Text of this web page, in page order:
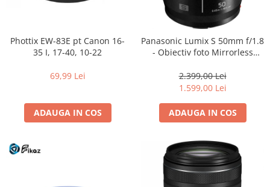
Nivela patina
Vizor
Accesorii diverse
Genti, Rucsacuri, Troller foto
Genti foto
Phottix EW-83E pt Canon 16-
35 I, 17-40, 10-22
69,99 Lei
ADAUGA IN COS
Panasonic Lumix S 50mm f/1.8
- Obiectiv foto Mirrorless
2.399,00 Lei
1.599,00 Lei
ADAUGA IN COS